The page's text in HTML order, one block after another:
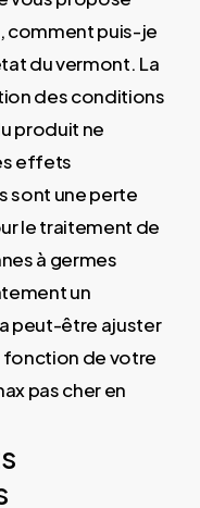
comment puis-je
du vermont. La
des conditions
produit ne
effets
sont une perte
le traitement de
à germes
un
peut-être ajuster
fonction de votre
pas cher en